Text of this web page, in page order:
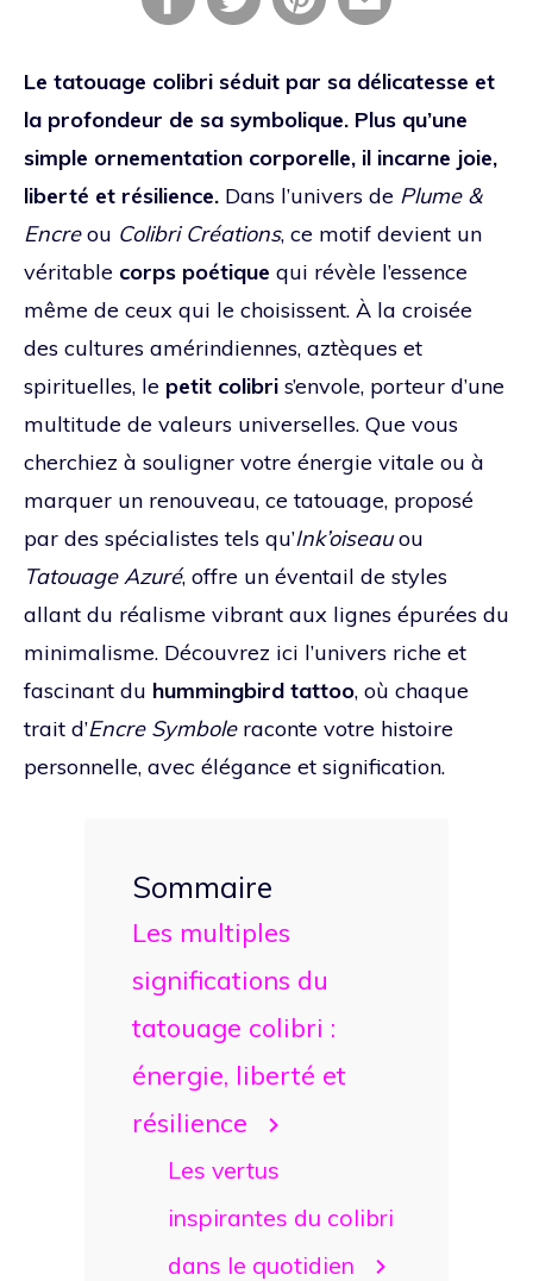
Le tatouage colibri séduit par sa délicatesse et
la profondeur de sa symbolique. Plus qu’une
simple ornementation corporelle, il incarne joie,
liberté et résilience. Dans l’univers de Plume &
Encreou Colibri Créations, ce motif devient un
véritable corps poétique qui révèle l’essence
même de ceux qui le choisissent. À la croisée
des cultures amérindiennes, aztèques et
spirituelles, le petit colibri s’envole, porteur d’une
multitude de valeurs universelles. Que vous
cherchiez à souligner votre énergie vitale ou à
marquer un renouveau, ce tatouage, proposé
par des spécialistes tels qu’Ink’oiseauou
Tatouage Azuré, offre un éventail de styles
allant du réalisme vibrant aux lignes épurées du
minimalisme. Découvrez ici l’univers riche et
fascinant du hummingbird tattoo, où chaque
trait d’Encre Symboleraconte votre histoire
personnelle, avec élégance et signification.
Sommaire
Les multiples
significations du
tatouage colibri :
énergie, liberté et
résilience
Les vertus
inspirantes du colibri
dans le quotidien